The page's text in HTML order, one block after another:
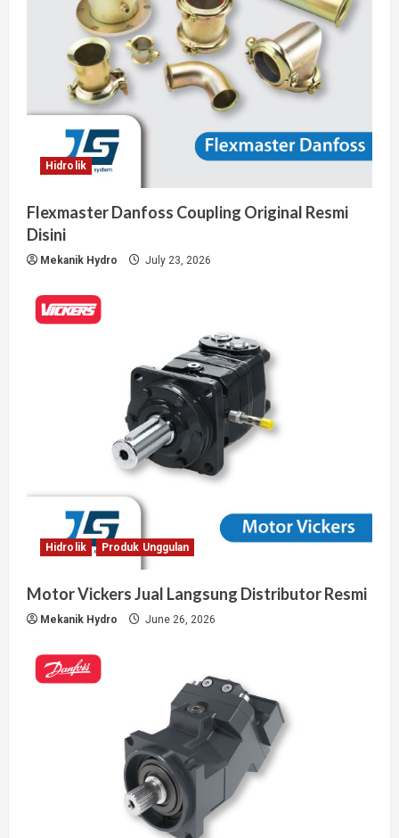
Hidrolik
Flexmaster Danfoss Coupling Original Resmi
Disini
Mekanik Hydro July 23, 2026
Hidrolik Produk Unggulan
Motor Vickers Jual Langsung Distributor Resmi
Mekanik Hydro June 26, 2026